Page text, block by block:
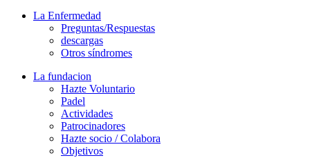
La Enfermedad
Preguntas/Respuestas
descargas
Otros síndromes
La fundacion
Hazte Voluntario
Padel
Actividades
Patrocinadores
Hazte socio / Colabora
Objetivos